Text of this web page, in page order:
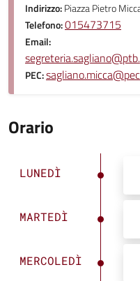
Indirizzo:Piazza Pietro
Telefono:015473715
Email:
PEC:
Orario
LUNEDÌ
MARTEDÌ
MERCOLEDÌ